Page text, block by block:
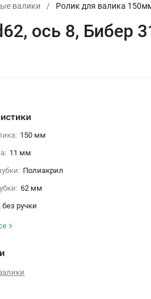
валики / Ролик для валика
ось 8, Бибер
150 мм
11 мм
Полиакрил
62 мм
ручки